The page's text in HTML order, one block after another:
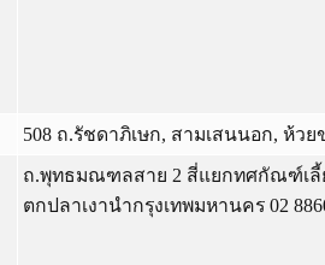
508 ถ.รัชดาภิเษก, สามเสนนอก, ห้วย
ถ.พุทธมณฑลสาย 2 สี่แยกทศกัณฑ์เลี้
ตกปลาเงานำกรุงเทพมหานคร 02